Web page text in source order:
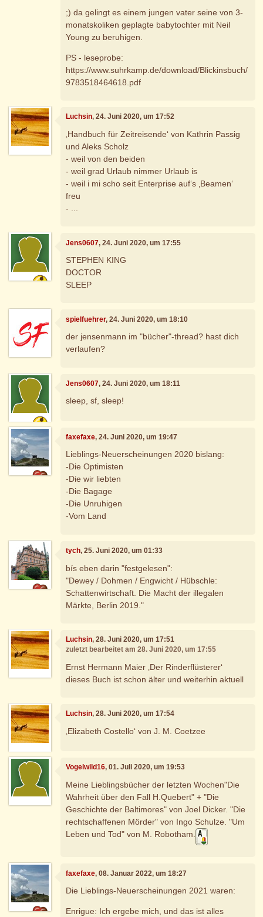
;) da gelingt es einem jungen vater seine von 3-
monatskoliken geplagte babytochter mit Neil
Young zu beruhigen.
PS - leseprobe:
https://www.suhrkamp.de/download/Blickinsbuch/
9783518464618.pdf
Luchsin, 24. Juni 2020, um 17:52
‚Handbuch für Zeitreisende‘ von Kathrin Passig
und Aleks Scholz
- weil von den beiden
- weil grad Urlaub nimmer Urlaub is
- weil i mi scho seit Enterprise auf‘s ‚Beamen‘
freu
- ...
Jens0607, 24. Juni 2020, um 17:55
STEPHEN KING
DOCTOR
SLEEP
spielfuehrer, 24. Juni 2020, um 18:10
der jensenmann im "bücher"-thread? hast dich
verlaufen?
Jens0607, 24. Juni 2020, um 18:11
sleep, sf, sleep!
faxefaxe, 24. Juni 2020, um 19:47
Lieblings-Neuerscheinungen 2020 bislang:
-Die Optimisten
-Die wir liebten
-Die Bagage
-Die Unruhigen
-Vom Land
tych, 25. Juni 2020, um 01:33
bís eben darin "festgelesen":
"Dewey / Dohmen / Engwicht / Hübschle:
Schattenwirtschaft. Die Macht der illegalen
Märkte, Berlin 2019."
Luchsin, 28. Juni 2020, um 17:51
zuletzt bearbeitet am 28. Juni 2020, um 17:55
Ernst Hermann Maier ‚Der Rinderflüsterer‘
dieses Buch ist schon älter und weiterhin aktuell
Luchsin, 28. Juni 2020, um 17:54
‚Elizabeth Costello‘ von J. M. Coetzee
Vogelwild16, 01. Juli 2020, um 19:53
Meine Lieblingsbücher der letzten Wochen"Die
Wahrheit über den Fall H.Quebert" + "Die
Geschichte der Baltimores" von Joel Dicker. "Die
rechtschaffenen Mörder" von Ingo Schulze. "Um
Leben und Tod" von M. Robotham.
faxefaxe, 08. Januar 2022, um 18:27
Die Lieblings-Neuerscheinungen 2021 waren:
Enrigue: Ich ergebe mich, und das ist alles